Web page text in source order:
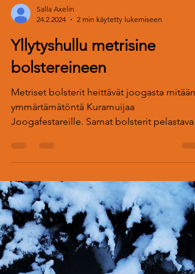
Salla Axelin
24.2.2024
2 min käytetty lukemiseen
Yllytyshullu metrisine
Metriset bolsterit heittävät joogasta mitään
ymmärtämätöntä Kuramuijaa
Joogafestareille. Samat bolsterit pelastavat
jo Maria arkea joka päiv